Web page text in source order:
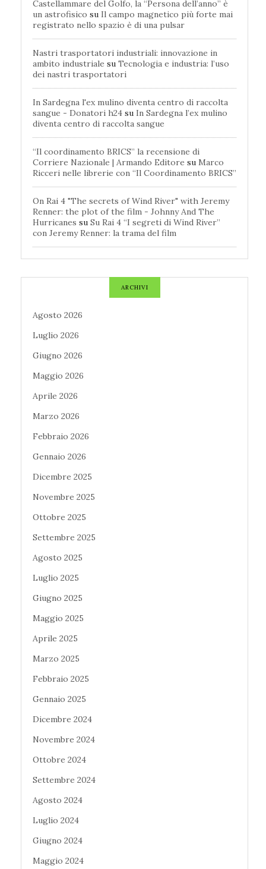
Castellammare del Golfo, la “Persona dell’anno” è
un astrofisico su Il campo magnetico più forte mai
registrato nello spazio è di una pulsar
Nastri trasportatori industriali: innovazione in
ambito industriale su Tecnologia e industria: l’uso
dei nastri trasportatori
In Sardegna l'ex mulino diventa centro di raccolta
sangue - Donatori h24 su In Sardegna l’ex mulino
diventa centro di raccolta sangue
“Il coordinamento BRICS” la recensione di
Corriere Nazionale | Armando Editore su Marco
Ricceri nelle librerie con “Il Coordinamento BRICS”
On Rai 4 "The secrets of Wind River" with Jeremy
Renner: the plot of the film - Johnny And The
Hurricanes su Su Rai 4 “I segreti di Wind River”
con Jeremy Renner: la trama del film
ARCHIVI
Agosto 2026
Luglio 2026
Giugno 2026
Maggio 2026
Aprile 2026
Marzo 2026
Febbraio 2026
Gennaio 2026
Dicembre 2025
Novembre 2025
Ottobre 2025
Settembre 2025
Agosto 2025
Luglio 2025
Giugno 2025
Maggio 2025
Aprile 2025
Marzo 2025
Febbraio 2025
Gennaio 2025
Dicembre 2024
Novembre 2024
Ottobre 2024
Settembre 2024
Agosto 2024
Luglio 2024
Giugno 2024
Maggio 2024